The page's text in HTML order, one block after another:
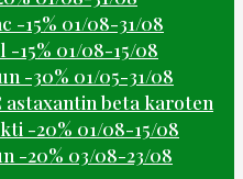
-15% 01/08-31/08
-15% 01/08-15/08
-30% 01/05-31/08
astaxantin beta karoten
-20% 01/08-15/08
-20% 03/08-23/08